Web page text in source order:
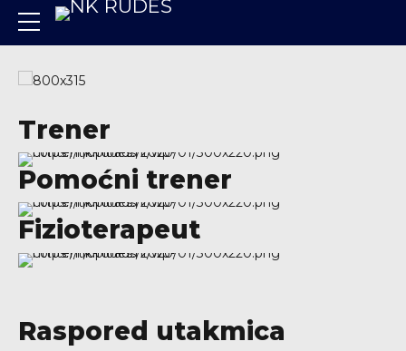
Trener
Pomoćni trener
Fizioterapeut
Raspored utakmica